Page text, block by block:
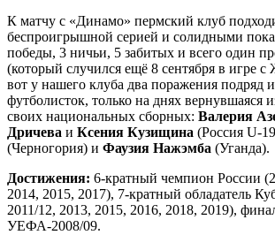
К матчу с «Динамо» пермский клуб
беспроигрышной серией и солидными
победы, 3 ничьи, 5 забитых и всего один
(который случился ещё 8 сентября в игре
вот у нашего клуба два поражения подряд
футболисток, только на днях вернувшаяся
своих национальных сборных: Валерия
Дричева и Ксения Кузищина (Россия U-
(Черногория) и Фаузия Нажэмба (Уганда).
Достижения: 6-кратный чемпион России
2014, 2015, 2017), 7-кратный обладатель
2011/12, 2013, 2015, 2016, 2018, 2019),
УЕФА-2008/09.